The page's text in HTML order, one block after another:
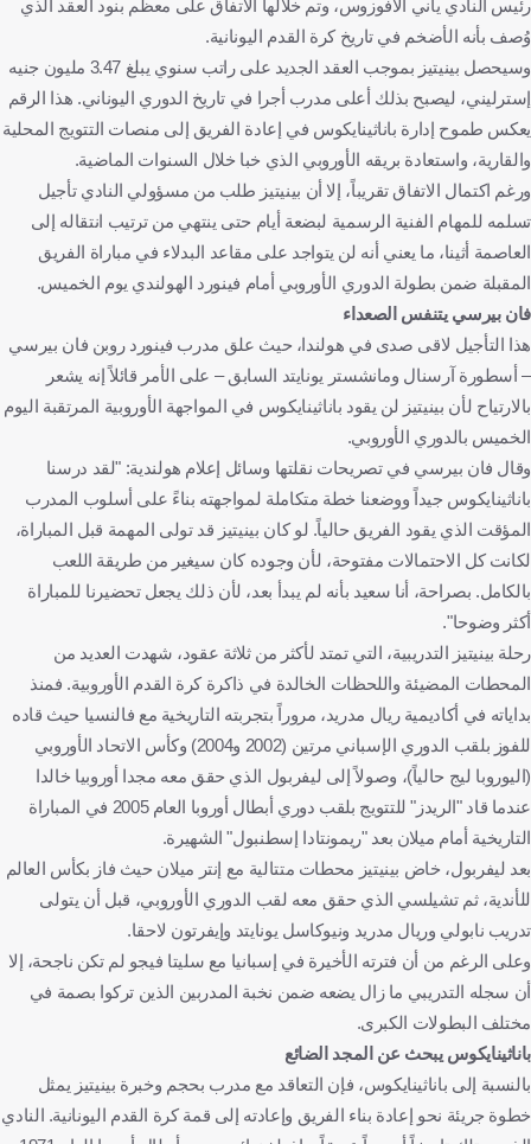
رئيس النادي ياني ألافوزوس، وتم خلالها الاتفاق على معظم بنود العقد الذي
وُصف بأنه الأضخم في تاريخ كرة القدم اليونانية.
وسيحصل بينيتيز بموجب العقد الجديد على راتب سنوي يبلغ 3.47 مليون جنيه
إسترليني، ليصبح بذلك أعلى مدرب أجرا في تاريخ الدوري اليوناني. هذا الرقم
يعكس طموح إدارة باناثينايكوس في إعادة الفريق إلى منصات التتويج المحلية
والقارية، واستعادة بريقه الأوروبي الذي خبا خلال السنوات الماضية.
ورغم اكتمال الاتفاق تقريباً، إلا أن بينيتيز طلب من مسؤولي النادي تأجيل
تسلمه للمهام الفنية الرسمية لبضعة أيام حتى ينتهي من ترتيب انتقاله إلى
العاصمة أثينا، ما يعني أنه لن يتواجد على مقاعد البدلاء في مباراة الفريق
المقبلة ضمن بطولة الدوري الأوروبي أمام فينورد الهولندي يوم الخميس.
فان بيرسي يتنفس الصعداء
هذا التأجيل لاقى صدى في هولندا، حيث علق مدرب فينورد روبن فان بيرسي
– أسطورة آرسنال ومانشستر يونايتد السابق – على الأمر قائلاً إنه يشعر
بالارتياح لأن بينيتيز لن يقود باناثينايكوس في المواجهة الأوروبية المرتقبة اليوم
الخميس بالدوري الأوروبي.
وقال فان بيرسي في تصريحات نقلتها وسائل إعلام هولندية: "لقد درسنا
باناثينايكوس جيداً ووضعنا خطة متكاملة لمواجهته بناءً على أسلوب المدرب
المؤقت الذي يقود الفريق حالياً. لو كان بينيتيز قد تولى المهمة قبل المباراة،
لكانت كل الاحتمالات مفتوحة، لأن وجوده كان سيغير من طريقة اللعب
بالكامل. بصراحة، أنا سعيد بأنه لم يبدأ بعد، لأن ذلك يجعل تحضيرنا للمباراة
أكثر وضوحا".
رحلة بينيتيز التدريبية، التي تمتد لأكثر من ثلاثة عقود، شهدت العديد من
المحطات المضيئة واللحظات الخالدة في ذاكرة كرة القدم الأوروبية. فمنذ
بداياته في أكاديمية ريال مدريد، مروراً بتجربته التاريخية مع فالنسيا حيث قاده
للفوز بلقب الدوري الإسباني مرتين (2002 و2004) وكأس الاتحاد الأوروبي
(اليوروبا ليج حالياً)، وصولاً إلى ليفربول الذي حقق معه مجدا أوروبيا خالدا
عندما قاد "الريدز" للتتويج بلقب دوري أبطال أوروبا العام 2005 في المباراة
التاريخية أمام ميلان بعد "ريمونتادا إسطنبول" الشهيرة.
بعد ليفربول، خاض بينيتيز محطات متتالية مع إنتر ميلان حيث فاز بكأس العالم
للأندية، ثم تشيلسي الذي حقق معه لقب الدوري الأوروبي، قبل أن يتولى
تدريب نابولي وريال مدريد ونيوكاسل يونايتد وإيفرتون لاحقا.
وعلى الرغم من أن فترته الأخيرة في إسبانيا مع سليتا فيجو لم تكن ناجحة، إلا
أن سجله التدريبي ما زال يضعه ضمن نخبة المدربين الذين تركوا بصمة في
مختلف البطولات الكبرى.
باناثينايكوس يبحث عن المجد الضائع
بالنسبة إلى باناثينايكوس، فإن التعاقد مع مدرب بحجم وخبرة بينيتيز يمثل
خطوة جريئة نحو إعادة بناء الفريق وإعادته إلى قمة كرة القدم اليونانية. النادي